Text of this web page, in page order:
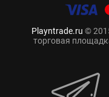
Playntrade.ru ©
торговая